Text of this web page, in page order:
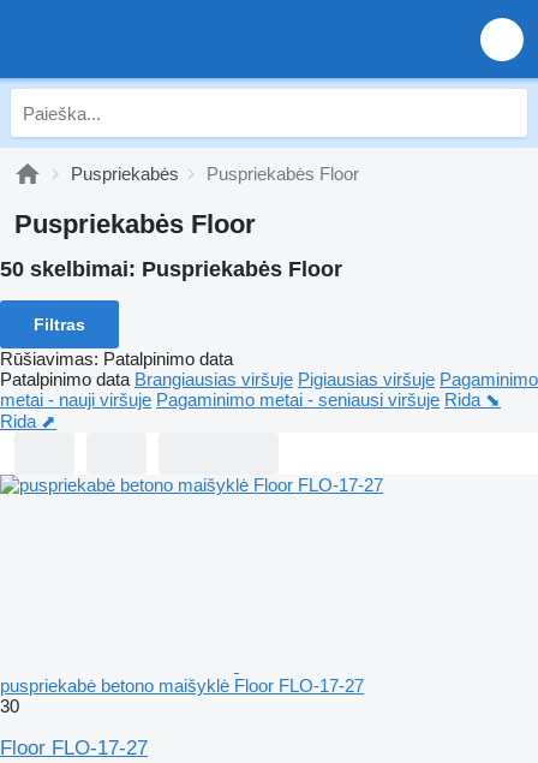
Puspriekabės Puspriekabės Floor
Puspriekabės Floor
50 skelbimai: Puspriekabės Floor
Filtras
Rūšiavimas: Patalpinimo data
Patalpinimo data Brangiausias viršuje Pigiausias viršuje Pagaminimo
metai - nauji viršuje Pagaminimo metai - seniausi viršuje Rida ⬊
Rida ⬈
puspriekabė betono maišyklė Floor FLO-17-27
30
Floor FLO-17-27